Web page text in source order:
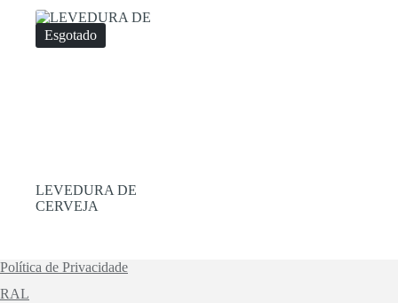
Esgotado
LEVEDURA DE
CERVEJA
Política de Privacidade
RAL